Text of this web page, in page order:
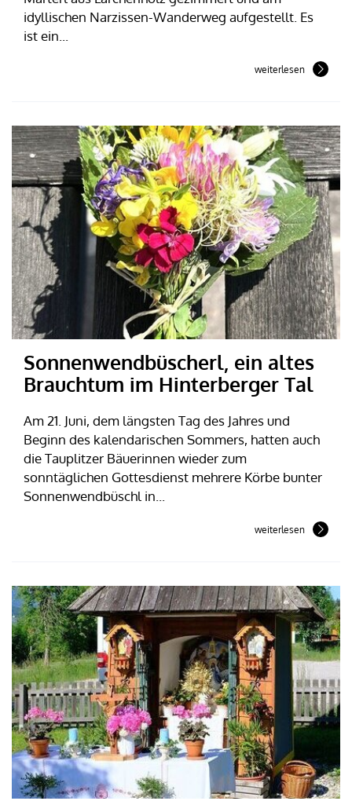
idyllischen Narzissen-Wanderweg aufgestellt. Es
ist ein...
weiterlesen
Sonnenwendbüscherl, ein altes
Brauchtum im Hinterberger Tal
Am 21. Juni, dem längsten Tag des Jahres und
Beginn des kalendarischen Sommers, hatten auch
die Tauplitzer Bäuerinnen wieder zum
sonntäglichen Gottesdienst mehrere Körbe bunter
Sonnenwendbüschl in...
weiterlesen